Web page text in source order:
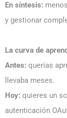
En síntesis:
y gestionar
La curva de
Antes: querías
llevaba meses.
Hoy: quieres un
autenticación